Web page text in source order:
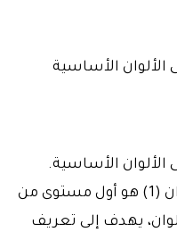
الألوان الأساسية
الألوان الأساسية.
קופסת צבעים (1). صندوق الألوان (1) هو أول مستوى من
يهدف إلى تعريف